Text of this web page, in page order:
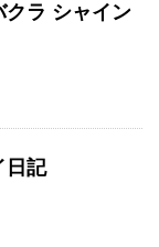
クラ シャイン
日記